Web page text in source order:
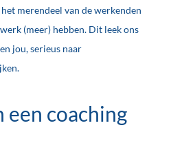
merendeel van de werkenden
(meer) hebben. Dit leek ons
jou, serieus naar
coaching